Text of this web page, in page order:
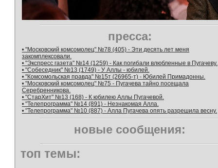
пресса:
• "Московский комсомолец" №78 (405) - Эти десять лет меня
закомплексовали.
• "Экспресс газета" №14 (1259) - Как погибали влюбленные в Пугачеву.
• "Собеседник" №13 (1749) - У Аллы - юбилей.
• "Комсомольская правда" №15т (26965-т) - Юбилей Примадонны.
• "Московский комсомолец" №75 - Пугачева тайно посещала
Серебренникова.
• "СтарХит" №13 (168) - К юбилею Аллы Пугачевой.
• "Телепрограмма" №14 (891) - Незнакомая Алла.
• "Телепрограмма" №10 (887) - Алла Пугачева опять разрешила весну.
новые сообщения:
топ темы: